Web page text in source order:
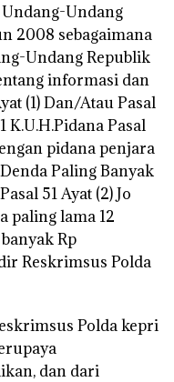
Undang
2008 sebagaimana
Undang Republik
informasi dan
(1) Dan/Atau Pasal
K.U.H.Pidana Pasal
pidana penjara
Paling Banyak
51 Ayat (2) Jo
paling lama 12
Rp
Reskrimsus Polda
Polda kepri
dan dari